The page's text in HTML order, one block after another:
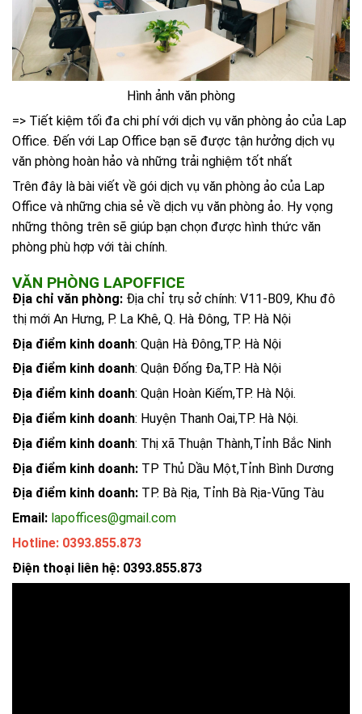
Hình ảnh văn phòng
=> Tiết kiệm tối đa chi phí với dịch vụ văn phòng ảo của Lap
Office. Đến với Lap Office bạn sẽ được tận hưởng dịch vụ
văn phòng hoàn hảo và những trải nghiệm tốt nhất
Trên đây là bài viết về gói dịch vụ văn phòng ảo của Lap
Office và những chia sẻ về dịch vụ văn phòng ảo. Hy vọng
những thông trên sẽ giúp bạn chọn được hình thức văn
phòng phù hợp với tài chính.
VĂN PHÒNG LAPOFFICE
Địa chỉ văn phòng: Địa chỉ trụ sở chính: V11-B09, Khu đô
thị mới An Hưng, P. La Khê, Q. Hà Đông, TP. Hà Nội
Địa điểm kinh doanh: Quận Hà Đông,TP. Hà Nội
Địa điểm kinh doanh: Quận Đống Đa,TP. Hà Nội
Địa điểm kinh doanh: Quận Hoàn Kiếm,TP. Hà Nội.
Địa điểm kinh doanh: Huyện Thanh Oai,TP. Hà Nội.
Địa điểm kinh doanh: Thị xã Thuận Thành,Tỉnh Bắc Ninh
Địa điểm kinh doanh: TP Thủ Dầu Một,Tỉnh Bình Dương
Địa điểm kinh doanh: TP. Bà Rịa, Tỉnh Bà Rịa-Vũng Tàu
Email: lapoffices@gmail.com
Hotline: 0393.855.873
Điện thoại liên hệ: 0393.855.873